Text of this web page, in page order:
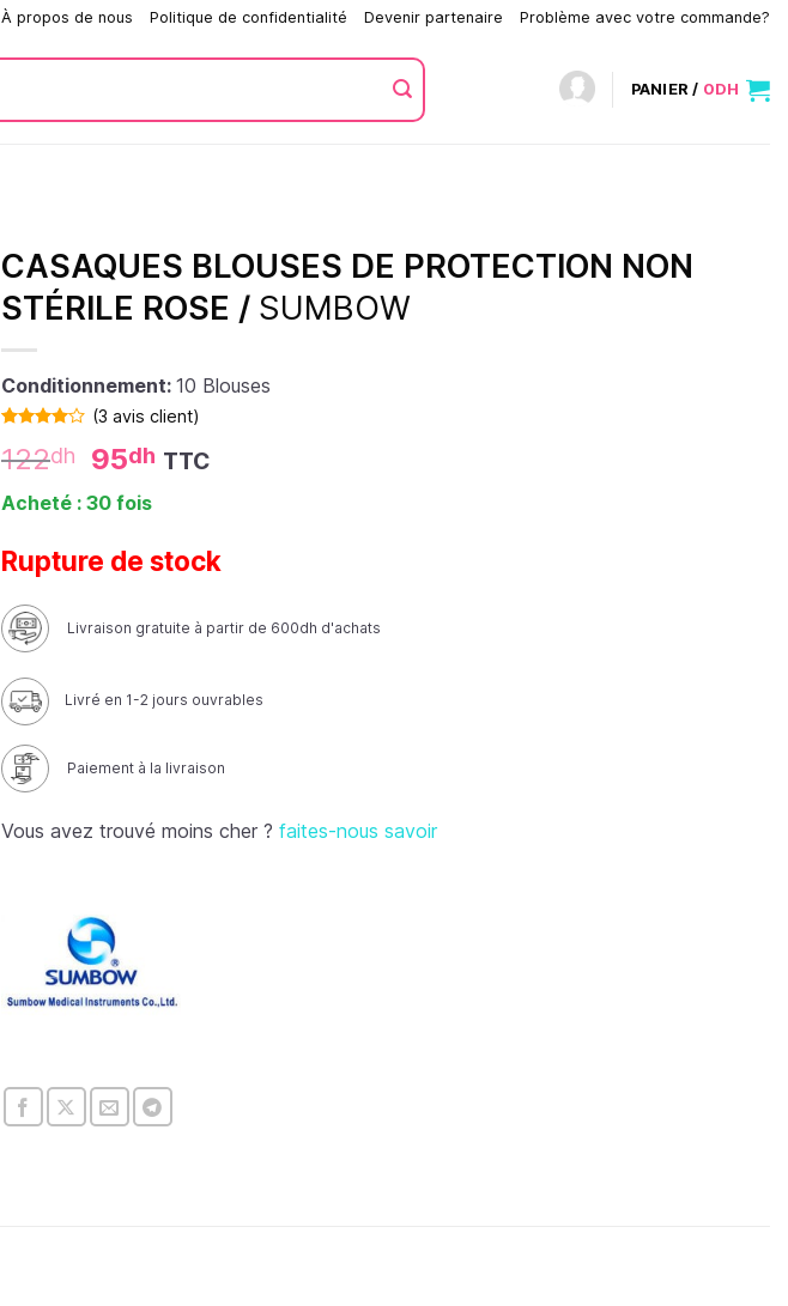
À propos de nous Politique de confidentialité Devenir partenaire Problème avec votre commande?
PANIER / 0DH
CASAQUES BLOUSES DE PROTECTION NON
STÉRILE ROSE / SUMBOW
Conditionnement: 10 Blouses
4.00sur
5 basé
notations
(3 avis client)
122dh 95dh TTC
Acheté : 30 fois
Rupture de stock
Livraison gratuite à partir de 600dh d'achats
Livré en 1-2 jours ouvrables
Paiement à la livraison
Vous avez trouvé moins cher ? faites-nous savoir